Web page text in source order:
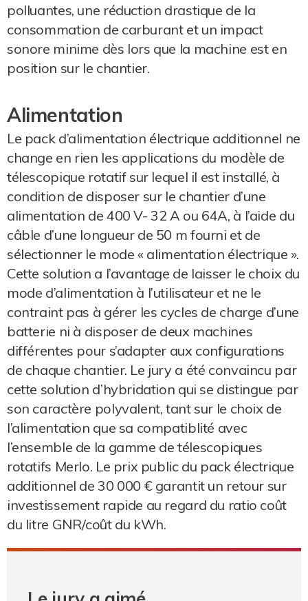
polluantes, une réduction drastique de la
consommation de carburant et un impact
sonore minime dès lors que la machine est en
position sur le chantier.
Alimentation
Le pack d’alimentation électrique additionnel ne
change en rien les applications du modèle de
télescopique rotatif sur lequel il est installé, à
condition de disposer sur le chantier d’une
alimentation de 400 V- 32 A ou 64A, à l’aide du
câble d’une longueur de 50 m fourni et de
sélectionner le mode « alimentation électrique ».
Cette solution a l’avantage de laisser le choix du
mode d’alimentation à l’utilisateur et ne le
contraint pas à gérer les cycles de charge d’une
batterie ni à disposer de deux machines
différentes pour s’adapter aux configurations
de chaque chantier. Le jury a été convaincu par
cette solution d’hybridation qui se distingue par
son caractère polyvalent, tant sur le choix de
l’alimentation que sa compatiblité avec
l’ensemble de la gamme de télescopiques
rotatifs Merlo. Le prix public du pack électrique
additionnel de 30 000 € garantit un retour sur
investissement rapide au regard du ratio coût
du litre GNR/coût du kWh.